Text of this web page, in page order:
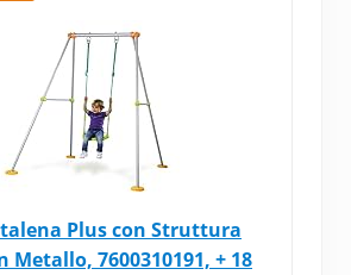
Plus con Struttura
Metallo, 7600310191, + 18